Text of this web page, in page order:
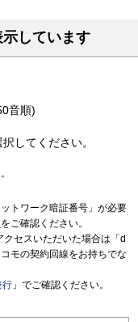
しています
音順)
してください。
トワーク暗証番号」が必要
をご確認ください。
セスいただいた場合は「d
モの契約回線をお持ちでな
行 」でご確認ください。